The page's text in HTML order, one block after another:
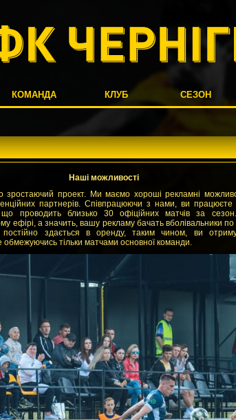
КОМАНДА КЛУБ СЕЗОН
Наші можливості
зростаючий проект. Ми маємо хороші рекламні
партнерів. Співпрацюючи з нами, ви
проводить близько 30 офіційних матчів за
ефірі, а значить, вашу рекламу бачать вболівальники по
постійно здається в оренду, таким чином, ви
обмежуючись тільки матчами основної команди.